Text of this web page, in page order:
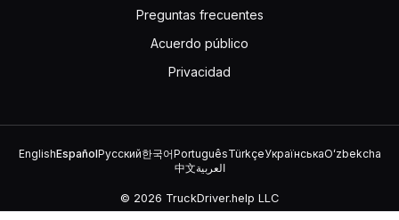
Preguntas frecuentes
Acuerdo público
Privacidad
EnglishEspañolРусский한국어PortuguêsTürkçeУкраїнськаOʻzbekcha
中文العربية
© 2026 TruckDriver.help LLC